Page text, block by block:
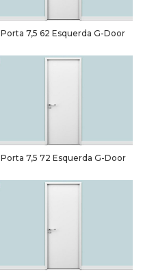
Porta 7,5 62 Esquerda G-Door
Porta 7,5 72 Esquerda G-Door